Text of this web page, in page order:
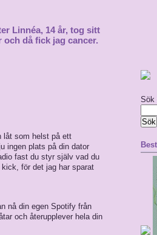
Linnéa, 14 år, tog sitt
och då fick jag cancer.
låt som helst på ett
ingen plats på din dator
fast du styr själv vad du
för det jag har sparat
nå din egen Spotify från
och återupplever hela din
Sök